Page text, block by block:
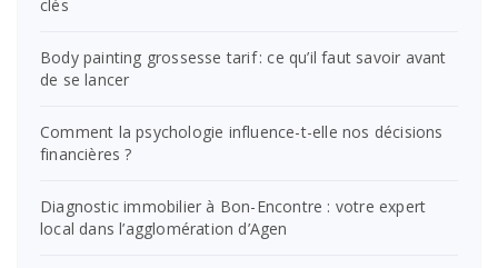
clés
Body painting grossesse tarif : ce qu’il faut savoir avant
de se lancer
Comment la psychologie influence-t-elle nos décisions
financières ?
Diagnostic immobilier à Bon-Encontre : votre expert
local dans l’agglomération d’Agen